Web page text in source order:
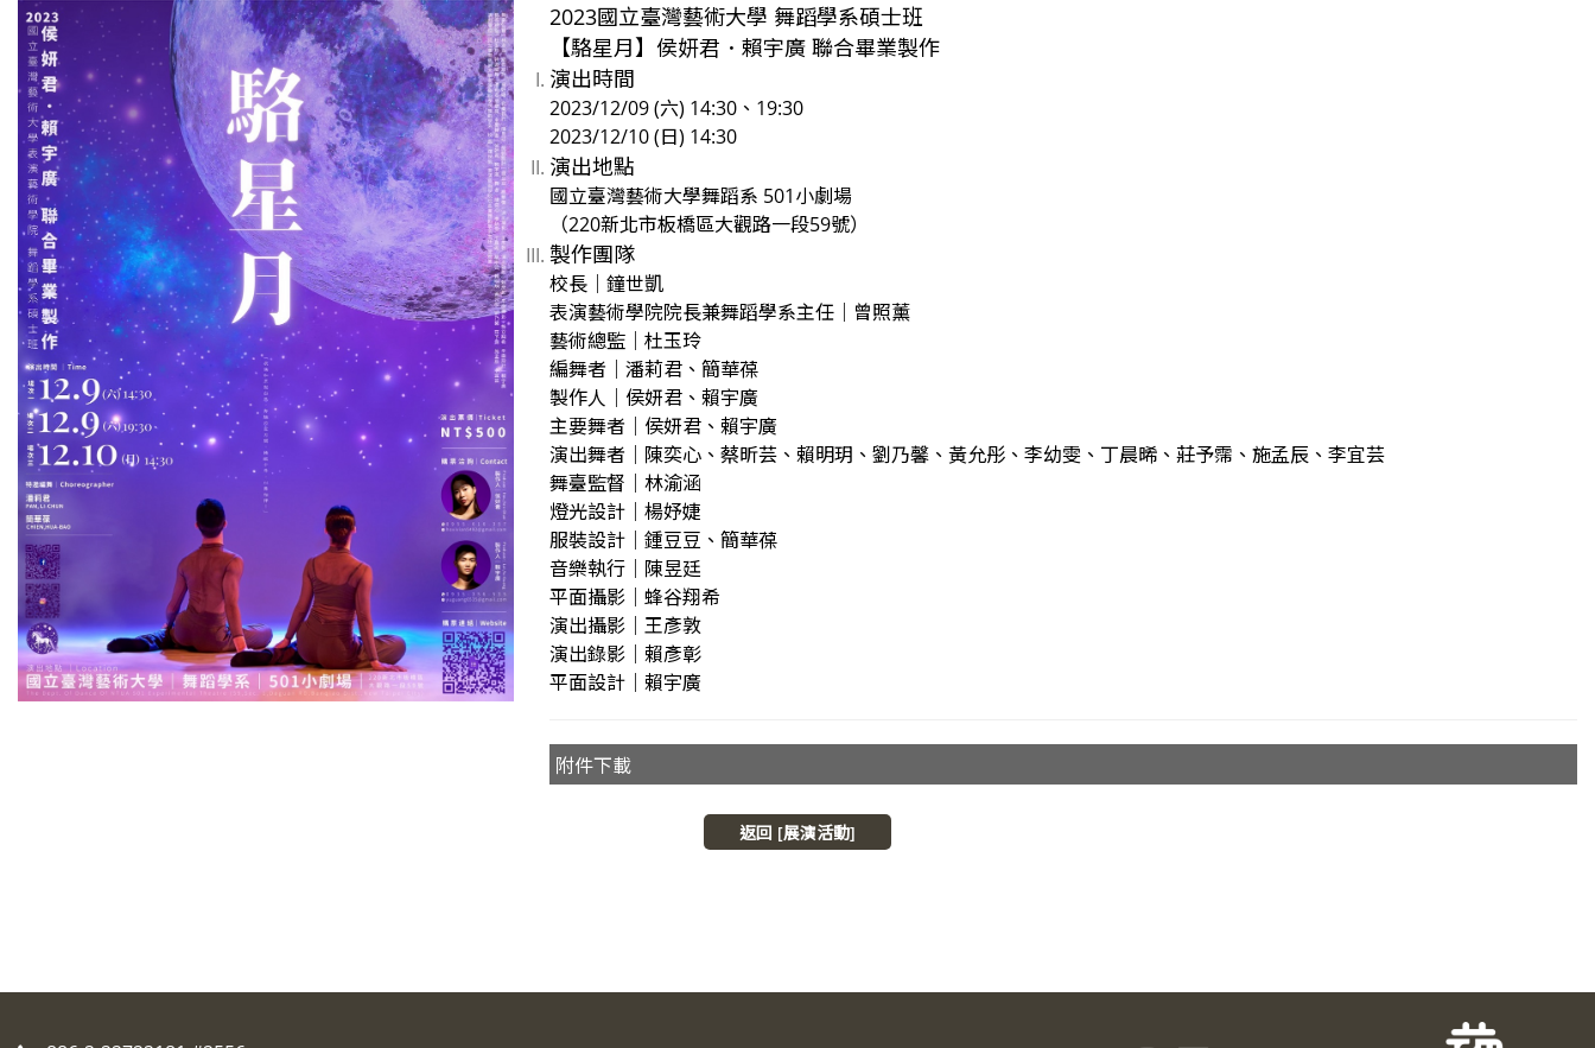
2023國立臺灣藝術大學 舞蹈學系碩士班
【駱星月】侯妍君．賴宇廣 聯合畢業製作
演出時間
2023/12/09 (六) 14:30、19:30
2023/12/10 (日) 14:30
演出地點
國立臺灣藝術大學舞蹈系 501小劇場
（220新北市板橋區大觀路一段59號）
製作團隊
校長｜鐘世凱
表演藝術學院院長兼舞蹈學系主任｜曾照薰
藝術總監｜杜玉玲
編舞者｜潘莉君、簡華葆
製作人｜侯妍君、賴宇廣
主要舞者｜侯妍君、賴宇廣
演出舞者｜陳奕心、蔡昕芸、賴明玥、劉乃馨、黃允彤、李幼雯、丁晨晞、莊予霈、施孟辰、李宜芸
舞臺監督｜林渝涵
燈光設計｜楊妤婕
服裝設計｜鍾豆豆、簡華葆
音樂執行｜陳昱廷
平面攝影｜蜂谷翔希
演出攝影｜王彥敦
演出錄影｜賴彥彰
平面設計｜賴宇廣
附件下載
返回 [展演活動]